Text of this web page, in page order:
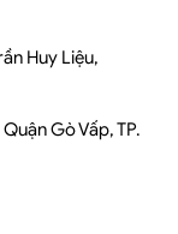
Huy Liệu,
Gò Vấp, TP.